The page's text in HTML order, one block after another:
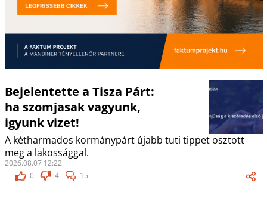
Bejelentette a Tisza Párt:
ha szomjasak vagyunk,
igyunk vizet!
A kétharmados kormánypárt újabb tuti tippet osztott
meg a lakossággal.
2026.08.07 12:22
0
4 15